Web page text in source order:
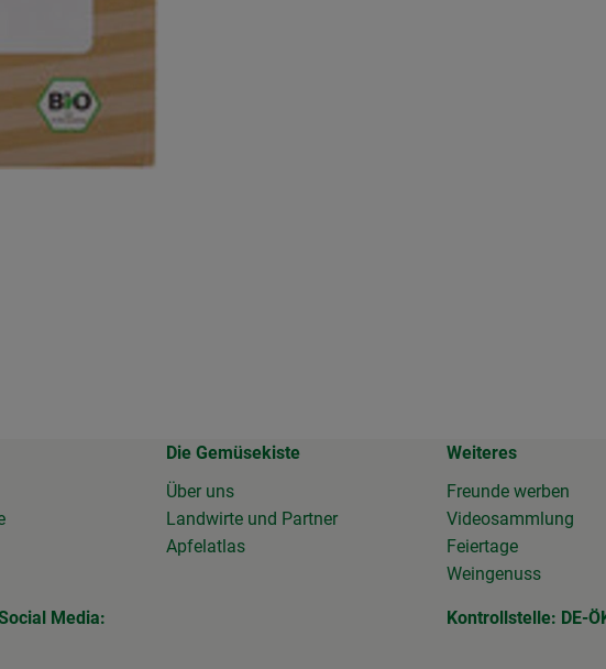
Co. KG
Die Gemüsekiste
Über uns
Landwirte und Partner
Apfelatlas
Weiteres
Freunde werben
Videosammlung
Feiertage
Weingenuss
Media:
zu https://www.facebook.com/Gemuesekiste/?locale=de_DE
Link zu https://www.instagram.com/die_gemuesekiste/
Kontrollstelle: DE-